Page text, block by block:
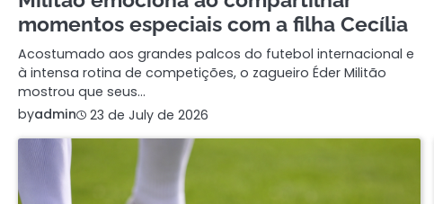
momentos especiais com a filha Cecília
Acostumado aos grandes palcos do futebol internacional e
à intensa rotina de competições, o zagueiro Éder Militão
mostrou que seus…
byadmin 23 de July de 2026